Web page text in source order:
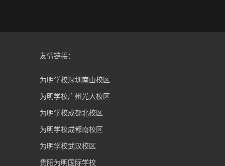
友情链接：
为明学校深圳南山校区
为明学校广州光大校区
为明学校成都北校区
为明学校成都南校区
为明学校武汉校区
贵阳为明国际学校